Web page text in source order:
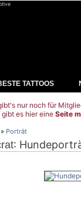
TATTOOS
nur noch für
es hier eine Seite
» Porträt
: